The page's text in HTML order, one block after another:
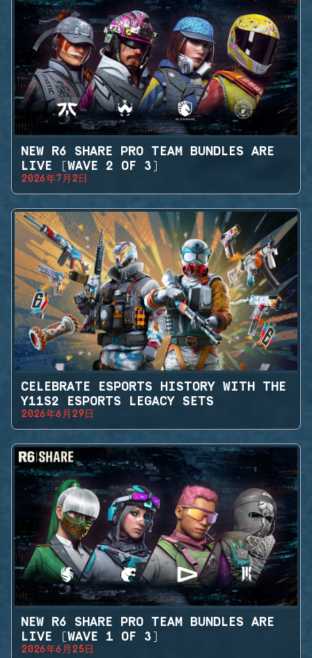
NEW R6 SHARE PRO TEAM BUNDLES ARE
LIVE (WAVE 2 OF 3)
2026年7月2日
CELEBRATE ESPORTS HISTORY WITH THE
Y11S2 ESPORTS LEGACY SETS
2026年6月29日
NEW R6 SHARE PRO TEAM BUNDLES ARE
LIVE (WAVE 1 OF 3)
2026年6月25日